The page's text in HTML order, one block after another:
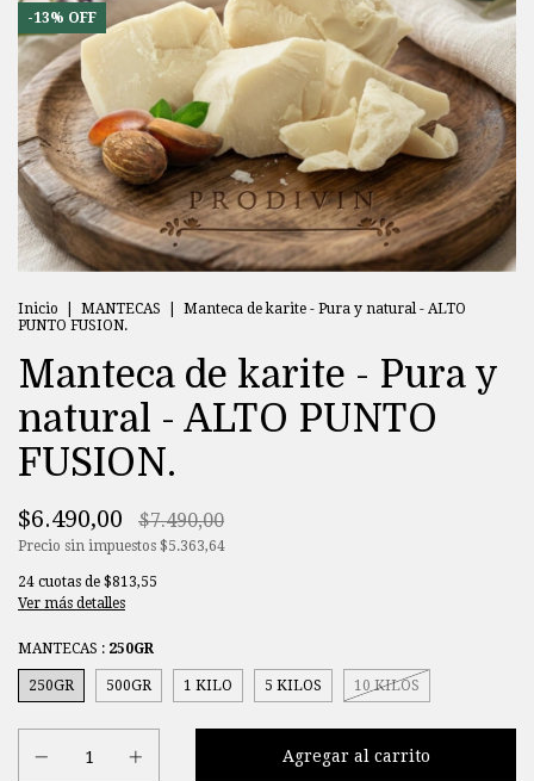
-13% OFF
Inicio MANTECAS
Manteca de karite - Pura y natural - ALTO
PUNTO FUSION.
Manteca de karite - Pura y
natural - ALTO PUNTO
FUSION.
$6.490,00 $7.490,00
Precio sin impuestos $5.363,64
24 cuotas de $813,55
Ver más detalles
MANTECAS : 250GR
250GR 500GR 1 KILO 5 KILOS 10 KILOS